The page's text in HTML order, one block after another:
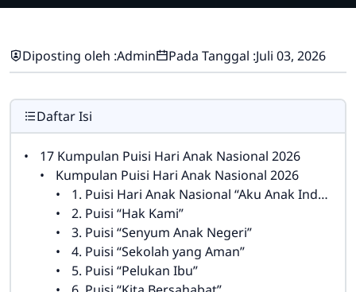
Diposting oleh :Admin Pada Tanggal :Juli 03, 2026
Daftar Isi
17 Kumpulan Puisi Hari Anak Nasional 2026
Kumpulan Puisi Hari Anak Nasional 2026
1. Puisi Hari Anak Nasional “Aku Anak Indonesia”
2. Puisi “Hak Kami”
3. Puisi “Senyum Anak Negeri”
4. Puisi “Sekolah yang Aman”
5. Puisi “Pelukan Ibu”